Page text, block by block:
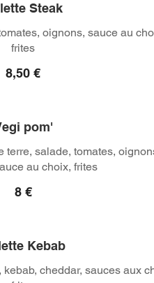
Steak
oignons, sauce au
frites
8,50 €
pom'
terre, salade, tomates,
au choix, frites
8 €
Kebab
cheddar, sauces aux